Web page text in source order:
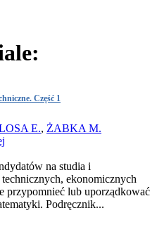
Część 1
E., ŻABKA M.
na studia i
ekonomicznych
przypomnieć lub uporządkować
Podręcznik...